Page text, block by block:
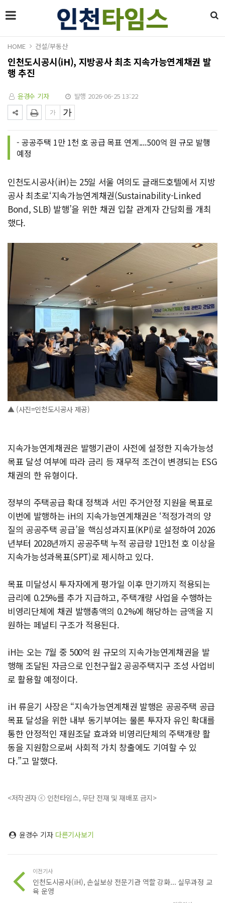
HOME 건설/부동산
인천도시공시(iH), 지방공사 최초 지속가능연계채권 발
행 추진
윤경수 기자 발행 2026-06-25 13:22
- 공공주택 1만 1천 호 공급 목표 연계....500억 원 규모 발행
예정
인천도시공사(iH)는 25일 서울 여의도 글래드호텔에서 지방
공사 최초로‘지속가능연계채권(Sustainability-Linked
Bond, SLB) 발행’을 위한 채권 입찰 관계자 간담회를 개최
했다.
▲ (사진=인천도시공사 제공)
지속가능연계채권은 발행기관이 사전에 설정한 지속가능성
목표 달성 여부에 따라 금리 등 재무적 조건이 변경되는 ESG
채권의 한 유형이다.
정부의 주택공급 확대 정책과 서민 주거안정 지원을 목표로
이번에 발행하는 iH의 지속가능연계채권은 ‘적정가격의 양
질의 공공주택 공급’을 핵심성과지표(KPI)로 설정하여 2026
년부터 2028년까지 공공주택 누적 공급량 1만1천 호 이상을
지속가능성과목표(SPT)로 제시하고 있다.
목표 미달성시 투자자에게 평가일 이후 만기까지 적용되는
금리에 0.25%를 추가 지급하고, 주택개량 사업을 수행하는
비영리단체에 채권 발행총액의 0.2%에 해당하는 금액을 지
원하는 페널티 구조가 적용된다.
iH는 오는 7월 중 500억 원 규모의 지속가능연계채권을 발
행해 조달된 자금으로 인천구월2 공공주택지구 조성 사업비
로 활용할 예정이다.
iH 류윤기 사장은 “지속가능연계채권 발행은 공공주택 공급
목표 달성을 위한 내부 동기부여는 물론 투자자 유인 확대를
통한 안정적인 재원조달 효과와 비영리단체의 주택개량 활
동을 지원함으로써 사회적 가치 창출에도 기여할 수 있
다.”고 말했다.
<저작권자 ⓒ 인천타임스, 무단 전재 및 재배포 금지>
윤경수 기자 다른기사보기
이전기사
인천도시공사(iH), 손실보상 전문기관 역할 강화... 실무과정 교
육 운영